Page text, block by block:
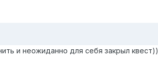
и неожиданно для себя закрыл